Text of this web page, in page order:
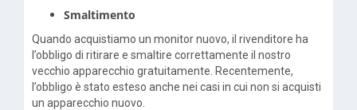
Smaltimento
Quando acquistiamo un monitor nuovo, il rivenditore ha
l’obbligo di ritirare e smaltire correttamente il nostro
vecchio apparecchio gratuitamente. Recentemente,
l’obbligo è stato esteso anche nei casi in cui non si acquisti
un apparecchio nuovo.